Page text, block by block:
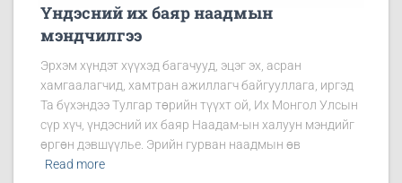
Үндэсний их баяр наадмын
мэндчилгээ
Эрхэм хүндэт хүүхэд багачууд, эцэг эх, асран
хамгаалагчид, хамтран ажиллагч байгууллага, иргэд
Та бүхэндээ Тулгар төрийн түүхт ой, Их Монгол Улсын
сүр хүч, үндэсний их баяр Наадам-ын халуун мэндийг
өргөн дэвшүүлье. Эрийн гурван наадмын өв
Read more